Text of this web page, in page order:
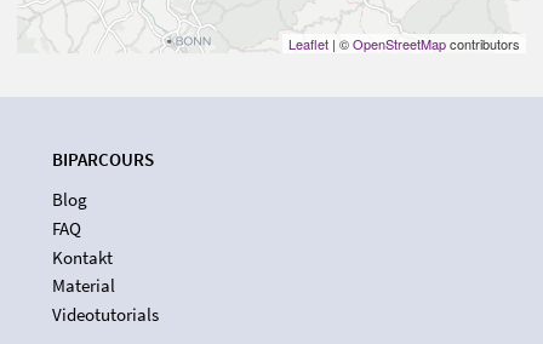
Leaflet | ©OpenStreetMapcontributors
BIPARCOURS
Blog
FAQ
Kontakt
Material
Videotutorials